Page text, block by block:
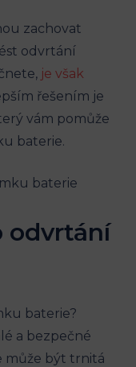
zachovat
odvrtání
je však
řešením je
vám pomůže
baterie.
odvrtání
baterie?
a bezpečné
může být trnitá